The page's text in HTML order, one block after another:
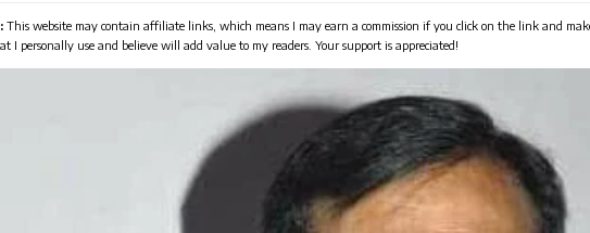
This website may contain affiliate links, which means I may earn a commission if you click on the link and
I personally use and believe will add value to my readers. Your support is appreciated!